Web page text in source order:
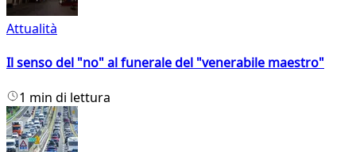
Attualità
Il senso del "no" al funerale del "venerabile maestro"
1 min di lettura